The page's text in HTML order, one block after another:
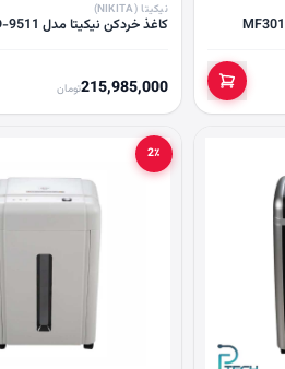
نیکیتا (NIKITA)
کاغذ خردکن نیکیتا مدل SD-9511
215,985,000تومان
2٪